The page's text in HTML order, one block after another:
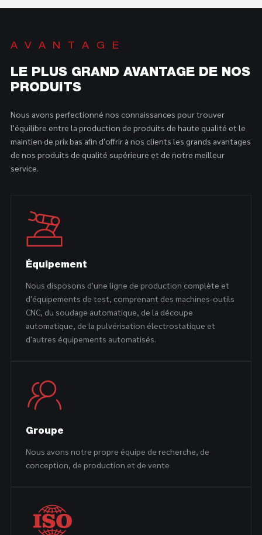
AVANTAGE
LE PLUS GRAND AVANTAGE DE NOS
PRODUITS
Nous avons perfectionné nos connaissances pour trouver
l'équilibre entre la production de produits de haute qualité et le
maintien de prix bas afin d'offrir à nos clients les grands avantages
de nos produits de qualité supérieure et de notre meilleur
service.
Équipement
Nous disposons d'une ligne de production complète et
d'équipements de test, comprenant des machines-outils
CNC, du soudage automatique, de la découpe
automatique, de la pulvérisation électrostatique et
d'autres équipements automatisés.
Groupe
Nous avons notre propre équipe de recherche, de
conception, de production et de vente